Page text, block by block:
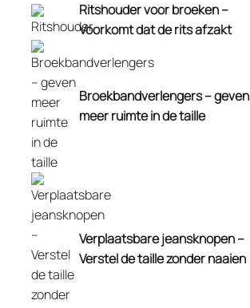
Ritshouder voor broeken –
Voorkomt dat de rits afzakt
Broekbandverlengers – geven
meer ruimte in de taille
Verplaatsbare jeansknopen –
Verstel de taille zonder naaien